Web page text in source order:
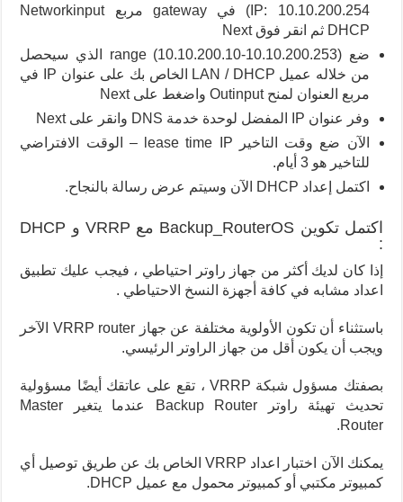
IP: 10.10.200.254) في gateway مربع Networkinput
DHCP ثم انقر فوق Next
ضع range (10.10.200.10-10.10.200.253) الذي سيحصل
من خلاله عميل LAN / DHCP الخاص بك على عنوان IP في
مربع العنوان لمنح Outinput واضغط على Next
وفر عنوان IP المفضل لوحدة خدمة DNS وانقر على
Next
الآن ضع وقت التاخير lease time IP – الوقت الافتراضي
للتاخير هو 3 أيام.
اكتمل إعداد DHCP الآن وسيتم عرض رسالة بالنجاح.
اكتمل تكوين Backup_RouterOS مع VRRP و DHCP
:
إذا كان لديك أكثر من جهاز راوتر احتياطي ، فيجب عليك تطبيق
اعداد مشابه في كافة أجهزة النسخ الاحتياطي .
باستثناء أن تكون الأولوية مختلفة عن جهاز VRRP router الآخر
ويجب أن يكون أقل من جهاز الراوتر الرئيسي.
بصفتك مسؤول شبكة VRRP ، تقع على عاتقك أيضًا مسؤولية
تحديث تهيئة راوتر Backup Router عندما يتغير Master
Router.
يمكنك الآن اختبار اعداد VRRP الخاص بك عن طريق توصيل أي
كمبيوتر مكتبي أو كمبيوتر محمول مع عميل DHCP.